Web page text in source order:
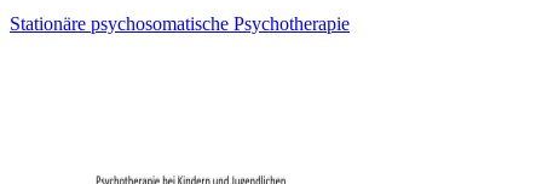
Stationäre psychosomatische Psychotherapie